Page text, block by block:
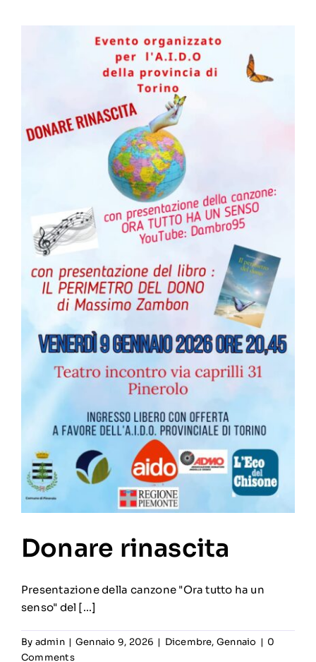
Donare rinascita
Presentazione della canzone "Ora tutto ha un
senso" del [...]
By admin | Gennaio 9, 2026 | Dicembre, Gennaio | 0
Comments